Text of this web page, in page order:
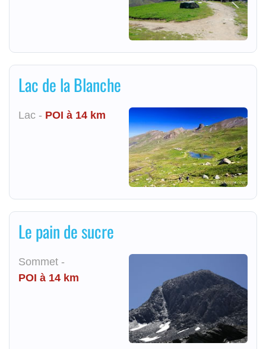
Lac de la Blanche
Lac - POI à 14 km
Le pain de sucre
Sommet -
POI à 14 km